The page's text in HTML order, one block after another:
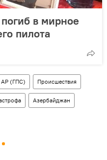
в мирное
пилота
АР (ГПС) Происшествия
Азербайджан